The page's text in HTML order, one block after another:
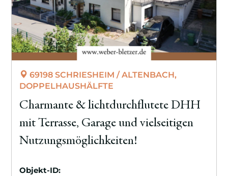
69198 SCHRIESHEIM / ALTENBACH,
DOPPELHAUSHÄLFTE
Charmante & lichtdurchflutete DHH
mit Terrasse, Garage und vielseitigen
Nutzungsmöglichkeiten!
Objekt-ID: